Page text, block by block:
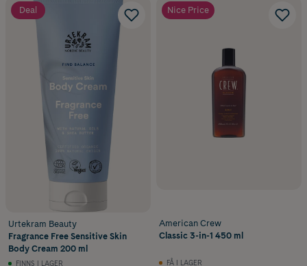
Deal
Urtekram Beauty
Fragrance Free Sensitive Skin
Body Cream 200 ml
FINNS I LAGER
Nice Price
American Crew
Classic 3-in-1 450 ml
FÅ I LAGER